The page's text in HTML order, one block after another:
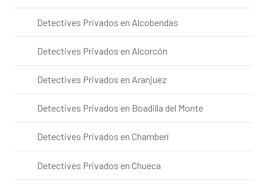
Detectives Privados en Alcobendas
Detectives Privados en Alcorcón
Detectives Privados en Aranjuez
Detectives Privados en Boadilla del Monte
Detectives Privados en Chamberí
Detectives Privados en Chueca